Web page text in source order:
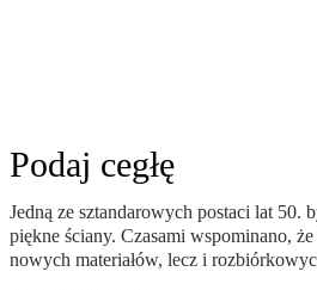
Podaj cegłę
Jedną ze sztandarowych postaci lat 50.
piękne ściany. Czasami wspominano,
nowych materiałów, lecz i